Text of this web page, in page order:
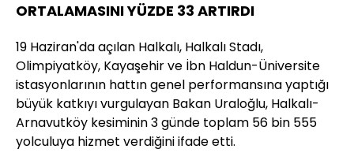
ORTALAMASINI YÜZDE 33 ARTIRDI
19 Haziran'da açılan Halkalı, Halkalı Stadı,
Olimpiyatköy, Kayaşehir ve İbn Haldun-Üniversite
istasyonlarının hattın genel performansına yaptığı
büyük katkıyı vurgulayan Bakan Uraloğlu, Halkalı-
Arnavutköy kesiminin 3 günde toplam 56 bin 555
yolculuya hizmet verdiğini ifade etti.